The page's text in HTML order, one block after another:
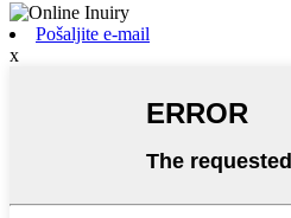
Pošaljite e-mail
x